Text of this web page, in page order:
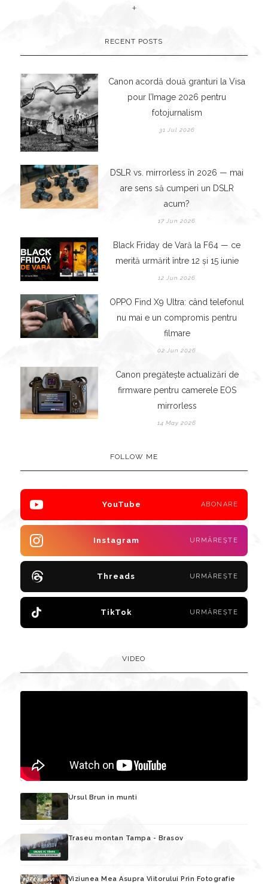
+
RECENT POSTS
Canon acordă două granturi la Visa
pour l’Image 2026 pentru
fotojurnalism
31 Jul 2026
DSLR vs. mirrorless în 2026 — mai
are sens să cumperi un DSLR
acum?
17 Jun 2026
Black Friday de Vară la F64 — ce
merită urmărit între 12 și 15 iunie
12 Jun 2026
OPPO Find X9 Ultra: când telefonul
nu mai e un compromis pentru
filmare
02 Jun 2026
Canon pregătește actualizări de
firmware pentru camerele EOS
mirrorless
14 May 2026
FOLLOW ME
YouTube ABONARE
Instagram URMĂREȘTE
Threads URMĂREȘTE
TikTok URMĂREȘTE
VIDEO
Ursul Brun in munti
Traseu montan Tampa - Brasov
Viziunea Mea Asupra Viitorului Prin Fotografie